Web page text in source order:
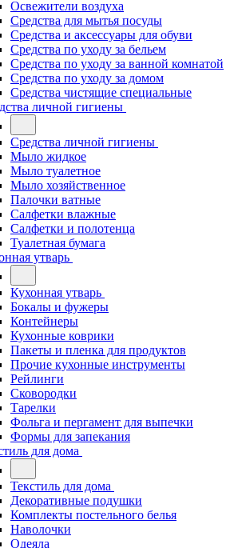
Освежители воздуха
Средства для мытья посуды
Средства и аксессуары для обуви
Средства по уходу за бельем
Средства по уходу за ванной комнатой
Средства по уходу за домом
Средства чистящие специальные
личной гигиены
Средства личной гигиены
Мыло жидкое
Мыло туалетное
Мыло хозяйственное
Палочки ватные
Салфетки влажные
Салфетки и полотенца
Туалетная бумага
утварь
Кухонная утварь
Бокалы и фужеры
Контейнеры
Кухонные коврики
Пакеты и пленка для продуктов
Прочие кухонные инструменты
Рейлинги
Сковородки
Тарелки
Фольга и пергамент для выпечки
Формы для запекания
для дома
Текстиль для дома
Декоративные подушки
Комплекты постельного белья
Наволочки
Одеяла